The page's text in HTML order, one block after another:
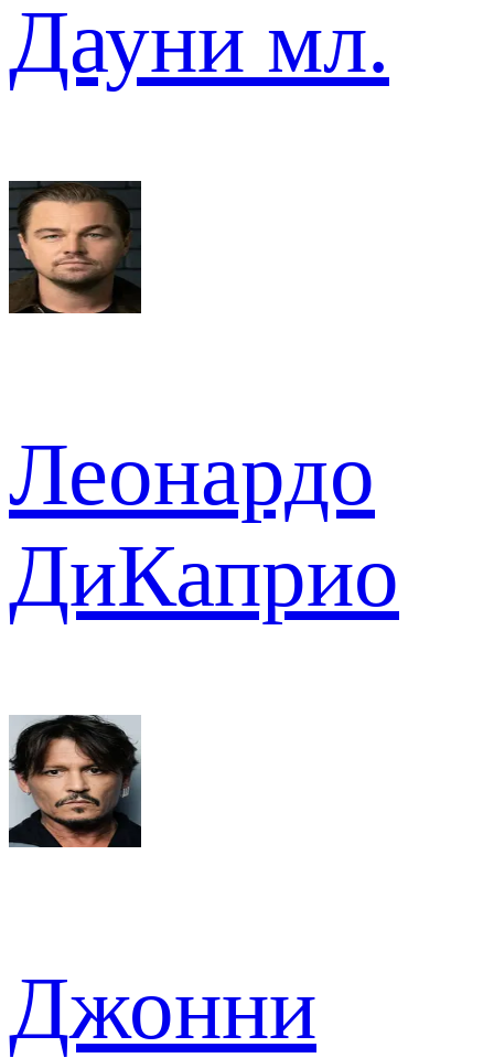
Дауни мл.
Леонардо
ДиКаприо
Джонни